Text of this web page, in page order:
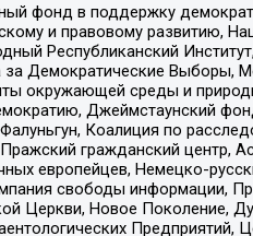
фонд в поддержку
и правовому развитию,
Республиканский
Демократические Выборы,
окружающей среды и
Джеймстаунский
Коалиция по
гражданский центр,
европейцев, Немецко-
свободы информации,
Церкви, Новое Поколение,